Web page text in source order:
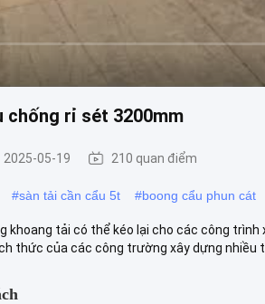
chống rỉ sét 3200mm
2025-05-19 210 quan điểm
#sàn tải cần cẩu 5t #boong cẩu phun cát
khoang tải có thể kéo lại cho các công
thức của các công trường xây dựng nhiều